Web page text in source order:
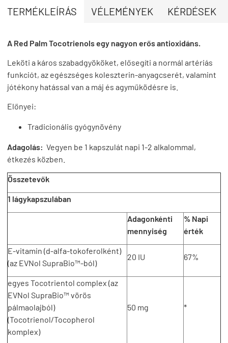
TERMÉKLEÍRÁS VÉLEMÉNYEK KÉRDÉSEK
A Red Palm Tocotrienols egy nagyon erős antioxidáns.
Leköti a káros szabadgyököket, elősegíti a normál artériás
funkciót, az egészséges koleszterin-anyagcserét, valamint
jótékony hatással van a máj és agyműködésre is.
Előnyei:
Tradicionális gyógynövény
Adagolás: Vegyen be 1 kapszulát napi 1-2 alkalommal,
étkezés közben.
Összetevők
1 lágykapszulában
Adagonkénti
mennyiség
% Napi
érték
E-vitamin (d-alfa-tokoferolként)
(az EVNol SupraBio™-ból)
20 IU 67%
egyes Tocotrientol complex (az
EVNol SupraBio™ vörös
pálmaolajból)
(Tocotrienol/Tocopherol
komplex)
50 mg *